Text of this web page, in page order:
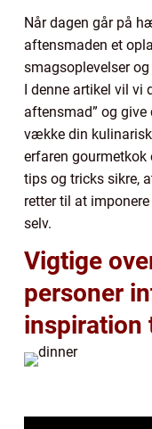
Når dagen går på
aftensmaden et
smagsoplevelser
I denne artikel vil vi
aftensmad” og give
vække din
erfaren gourmetkok
tips og tricks sikre,
retter til at
selv.
Vigtige
personer
inspiration